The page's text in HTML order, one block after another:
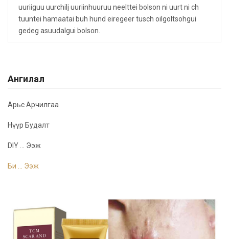
Ангилал
Арьс Арчилгаа
Нүүр Будалт
DIY ... Ээж
Би ... Ээж
uuriiguu uurchilj uuriinhuuruu neelttei bolson ni uurt ni ch
tuuntei hamaatai buh hund eiregeer tusch oilgoltsohgui
gedeg asuudalgui bolson.